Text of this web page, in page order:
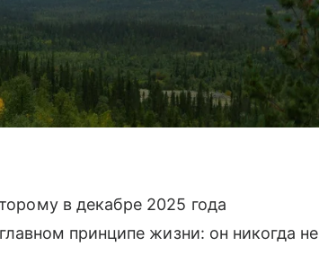
в декабре 2025 года
принципе жизни: он никогда не